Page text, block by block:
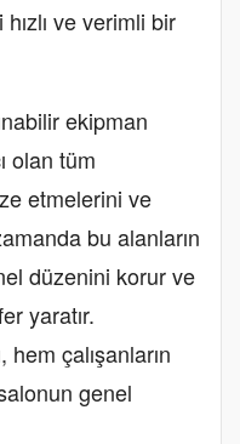
ve verimli bir
ekipman
olan tüm
etmelerini ve
bu alanların
düzenini korur ve
yaratır.
hem çalışanların
genel